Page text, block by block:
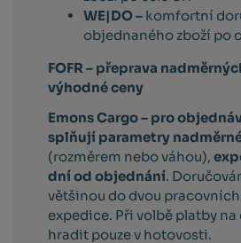
WE|DO – komfortní
objednaného zboží po
FOFR – přeprava
výhodné ceny
Emons Cargo – pro
splňují parametry
(rozměrem nebo váhou),
dní od objednání.
většinou do dvou
expedice. Při volbě platby
hradit pouze v hotovosti.